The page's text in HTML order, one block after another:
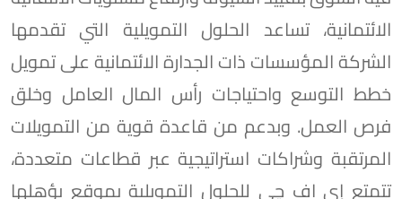
الائتمانية، تساعد الحلول التمويلية التي تقدمها
الشركة المؤسسات ذات الجدارة الائتمانية على تمويل
خطط التوسع واحتياجات رأس المال العامل وخلق
فرص العمل. وبدعم من قاعدة قوية من التمويلات
المرتقبة وشراكات استراتيجية عبر قطاعات متعددة،
تتمتع إي اف چي للحلول التمويلية بموقع يؤهلها